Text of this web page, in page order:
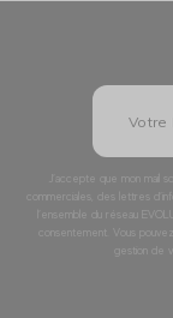
J’accepte que mon mail
commerciales, des lettres
l’ensemble du réseau
consentement. Vous
gestion de